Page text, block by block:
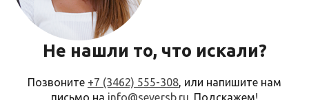
Не нашли то, что искали?
Позвоните +7 (3462) 555-308, или напишите нам
письмо на info@seversb.ru. Подскажем!